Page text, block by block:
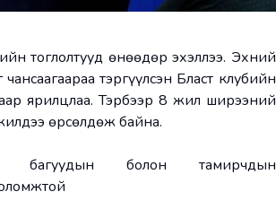
тоглолтууд өнөөдөр эхэллээ. Эхний
тэргүүлсэн Бласт клубийн
ярилцлаа. Тэрбээр 8 жил ширээний
өрсөлдөж байна.
болон тамирчдын